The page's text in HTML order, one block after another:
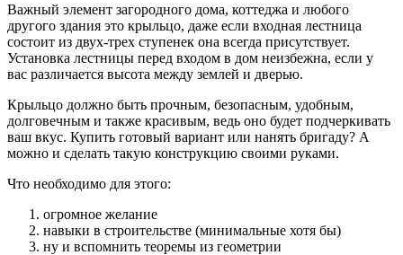
Важный элемент загородного дома, коттеджа и любого
другого здания это крыльцо, даже если входная лестница
состоит из двух-трех ступенек она всегда присутствует.
Установка лестницы перед входом в дом неизбежна, если у
вас различается высота между землей и дверью.
Крыльцо должно быть прочным, безопасным, удобным,
долговечным и также красивым, ведь оно будет подчеркивать
ваш вкус. Купить готовый вариант или нанять бригаду? А
можно и сделать такую конструкцию своими руками.
Что необходимо для этого:
огромное желание
навыки в строительстве (минимальные хотя бы)
ну и вспомнить теоремы из геометрии